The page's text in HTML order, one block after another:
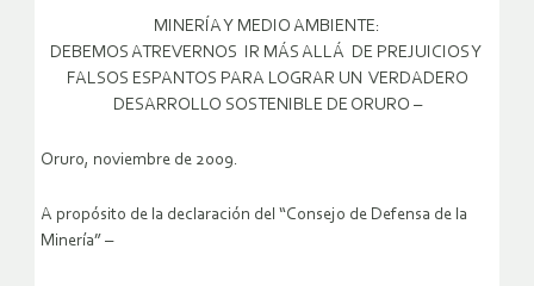
MINERÍA Y MEDIO AMBIENTE:
DEBEMOS ATREVERNOS IR MÁS ALLÁ DE PREJUICIOS Y
FALSOS ESPANTOS PARA LOGRAR UN VERDADERO
DESARROLLO SOSTENIBLE DE ORURO –
Oruro, noviembre de 2009.
A propósito de la declaración del “Consejo de Defensa de la
Minería” –